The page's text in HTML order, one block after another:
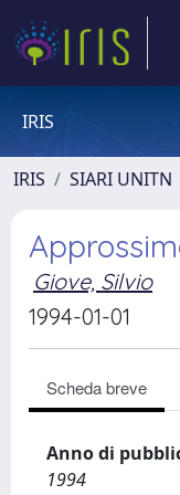
IRIS
IRIS SIARI UNITN
Giove, Silvio
1994-01-01
Scheda breve
Anno di
1994